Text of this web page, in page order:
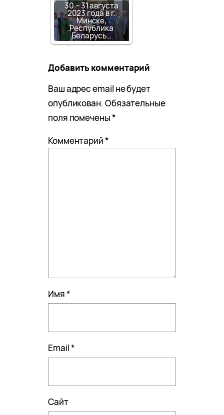
30 – 31 августа
2023 года в г.
Минске,
Республика
Беларусь…
Добавить комментарий
Ваш адрес email не будет
опубликован.Обязательные
поля помечены*
Комментарий*
Имя*
Email*
Сайт